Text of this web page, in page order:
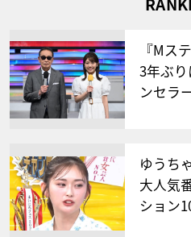
『Mス
3年ぶ
ンセラ
ゆうち
大人気
ション